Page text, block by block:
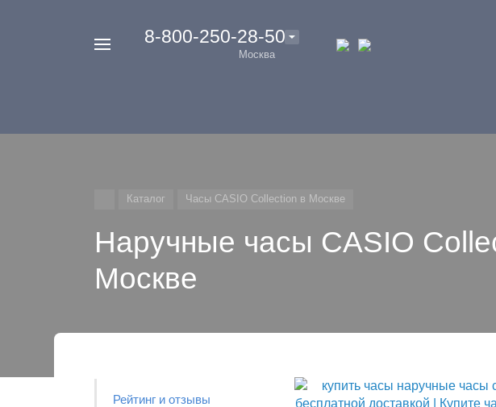
‭8-800-250-28-50
Москва
Каталог Часы CASIO Collection в Москве
Наручные часы CASIO
Москве
Рейтинг и отзывы